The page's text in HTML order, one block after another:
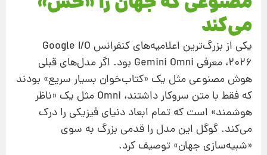
می‌کند
یکی از بزرگ‌ترین اعلامیه‌های کنفرانس Google I/O
2026، معرفی Gemini Omni بود. اگر مدل‌های قبلی
هوش مصنوعی مثل یک «کتاب‌خوان بسیار سریع» بودند
که فقط با متن سروکار داشتند، Omni مثل یک «ناظر
هوشمند» است که تمام ابعاد دنیای فیزیکی را درک
می‌کند. گوگل این مدل را قدمی بزرگ به سوی
«شبیه‌سازی جهان» توصیف کرد.